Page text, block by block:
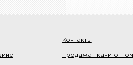
Контакты
Продажа ткани оптом